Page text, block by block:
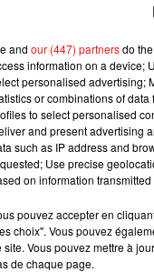
and our (447) partnersdo
information on a device;
personalised advertising;
or combinations of
to select personalised
and present advertising
such as IP address and
Use precise
on information transmitted
pouvez accepter en
choix". Vous pouvez
site. Vous pouvez mettre à
de chaque page.